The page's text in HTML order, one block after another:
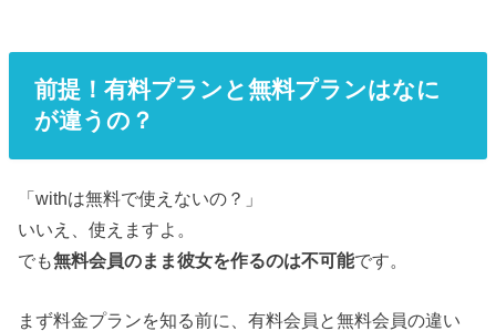
前提！有料プランと無料プランはなに
が違うの？
「withは無料で使えないの？」
いいえ、使えますよ。
でも無料会員のまま彼女を作るのは不可能です。
まず料金プランを知る前に、有料会員と無料会員の違い